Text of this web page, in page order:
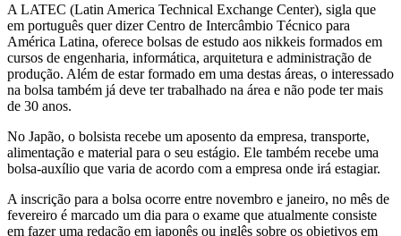
A LATEC (Latin America Technical Exchange Center), sigla que
em português quer dizer Centro de Intercâmbio Técnico para
América Latina, oferece bolsas de estudo aos nikkeis formados em
cursos de engenharia, informática, arquitetura e administração de
produção. Além de estar formado em uma destas áreas, o interessado
na bolsa também já deve ter trabalhado na área e não pode ter mais
de 30 anos.
No Japão, o bolsista recebe um aposento da empresa, transporte,
alimentação e material para o seu estágio. Ele também recebe uma
bolsa-auxílio que varia de acordo com a empresa onde irá estagiar.
A inscrição para a bolsa ocorre entre novembro e janeiro, no mês de
fevereiro é marcado um dia para o exame que atualmente consiste
em fazer uma redação em japonês ou inglês sobre os objetivos em